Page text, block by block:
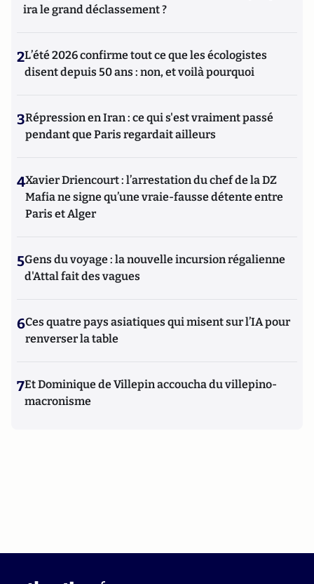
ira le grand déclassement ?
2L’été 2026 confirme tout ce que les écologistes
disent depuis 50 ans : non, et voilà pourquoi
3Répression en Iran : ce qui s'est vraiment passé
pendant que Paris regardait ailleurs
4Xavier Driencourt : l’arrestation du chef de la DZ
Mafia ne signe qu’une vraie-fausse détente entre
Paris et Alger
5Gens du voyage : la nouvelle incursion régalienne
d'Attal fait des vagues
6Ces quatre pays asiatiques qui misent sur l’IA pour
renverser la table
7Et Dominique de Villepin accoucha du villepino-
macronisme